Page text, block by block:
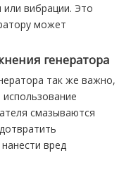
вибрации. Это
может
генератора
так же важно,
смазываются
вред